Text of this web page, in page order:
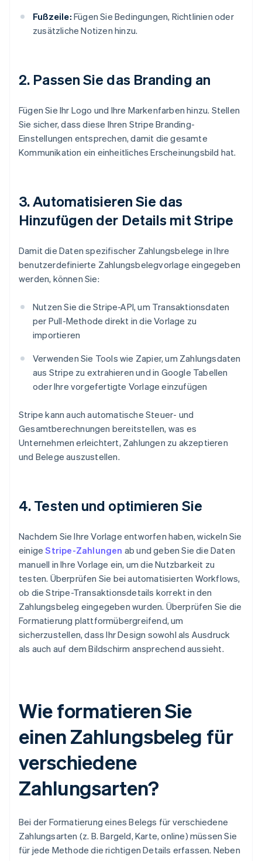
Fußzeile: Fügen Sie Bedingungen, Richtlinien oder
zusätzliche Notizen hinzu.
2. Passen Sie das Branding an
Fügen Sie Ihr Logo und Ihre Markenfarben hinzu. Stellen
Sie sicher, dass diese Ihren Stripe Branding-
Einstellungen entsprechen, damit die gesamte
Kommunikation ein einheitliches Erscheinungsbild hat.
3. Automatisieren Sie das
Hinzufügen der Details mit Stripe
Damit die Daten spezifischer Zahlungsbelege in Ihre
benutzerdefinierte Zahlungsbelegvorlage eingegeben
werden, können Sie:
Nutzen Sie die Stripe-API, um Transaktionsdaten
per Pull-Methode direkt in die Vorlage zu
importieren
Verwenden Sie Tools wie Zapier, um Zahlungsdaten
aus Stripe zu extrahieren und in Google Tabellen
oder Ihre vorgefertigte Vorlage einzufügen
Stripe kann auch automatische Steuer- und
Gesamtberechnungen bereitstellen, was es
Unternehmen erleichtert, Zahlungen zu akzeptieren
und Belege auszustellen.
4. Testen und optimieren Sie
Nachdem Sie Ihre Vorlage entworfen haben, wickeln Sie
einigeStripe-Zahlungen ab und geben Sie die Daten
manuell in Ihre Vorlage ein, um die Nutzbarkeit zu
testen. Überprüfen Sie bei automatisierten Workflows,
ob die Stripe-Transaktionsdetails korrekt in den
Zahlungsbeleg eingegeben wurden. Überprüfen Sie die
Formatierung plattformübergreifend, um
sicherzustellen, dass Ihr Design sowohl als Ausdruck
als auch auf dem Bildschirm ansprechend aussieht.
Wie formatieren Sie
einen Zahlungsbeleg für
verschiedene
Zahlungsarten?
Bei der Formatierung eines Belegs für verschiedene
Zahlungsarten (z. B. Bargeld, Karte, online) müssen Sie
für jede Methode die richtigen Details erfassen. Neben